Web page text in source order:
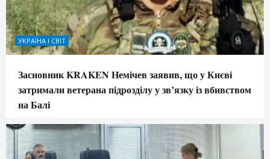
УКРАЇНА І СВІТ
Засновник KRAKEN Немічев заявив, що у Києві
затримали ветерана підрозділу у зв’язку із вбивством
на Балі